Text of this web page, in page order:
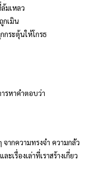
มเหลว
กเมิน
กระตุ้นให้โกรธ
รหาคำตอบว่า
ากความทรงจำ ความกลัว
รื่องเล่าที่เราสร้างเกี่ยว